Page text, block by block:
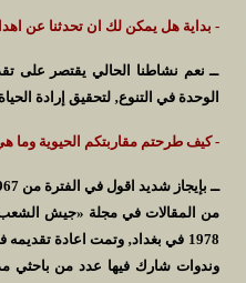
- بداية هل يمكن لك ان تحدثنا عن
ــ نعم نشاطنا الحالي يقتصر على
الوحدة في التنوع‚ لتحقيق إرادة
- كيف طرحتم مقاربتكم الحيوية وما
من المقالات في مجلة «جيش
1978 في بغداد‚ وتمت اعادة
وندوات شارك فيها عدد من باحثي